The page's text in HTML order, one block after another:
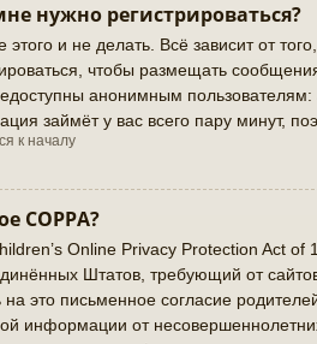
нужно регистрироваться?
этого и не делать. Всё зависит от
чтобы размещать
анонимным
займёт у вас всего пару минут,
к началу
COPPA?
Online Privacy Protection Act
Штатов, требующий от
на это письменное согласие
информации от